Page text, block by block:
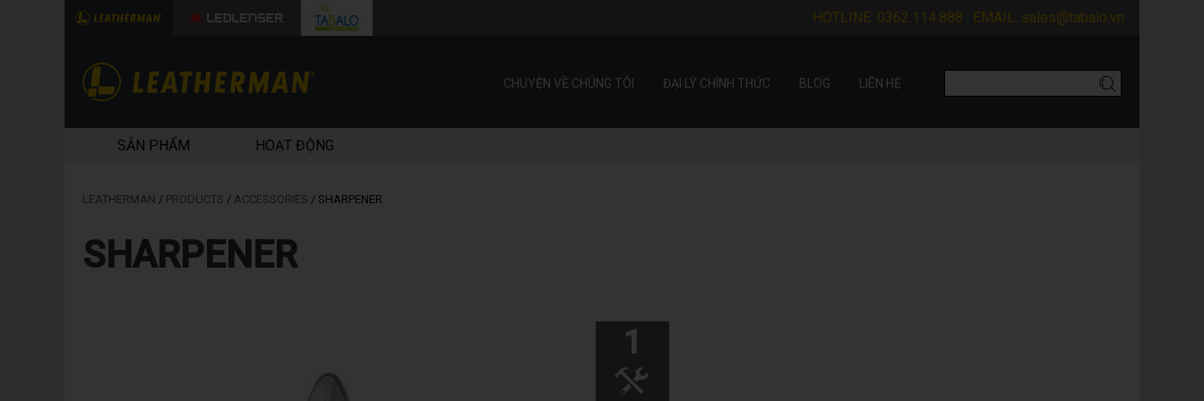
HOTLINE: 0362.114.888 EMAIL: sales@tabalo.vn
CHUYỆN VỀ CHÚNG TÔI ĐẠI LÝ CHÍNH THỨC BLOG LIÊN HỆ
SẢN PHẨM HOẠT ĐỘNG
LEATHERMAN / PRODUCTS / ACCESSORIES / SHARPENER
SHARPENER
1